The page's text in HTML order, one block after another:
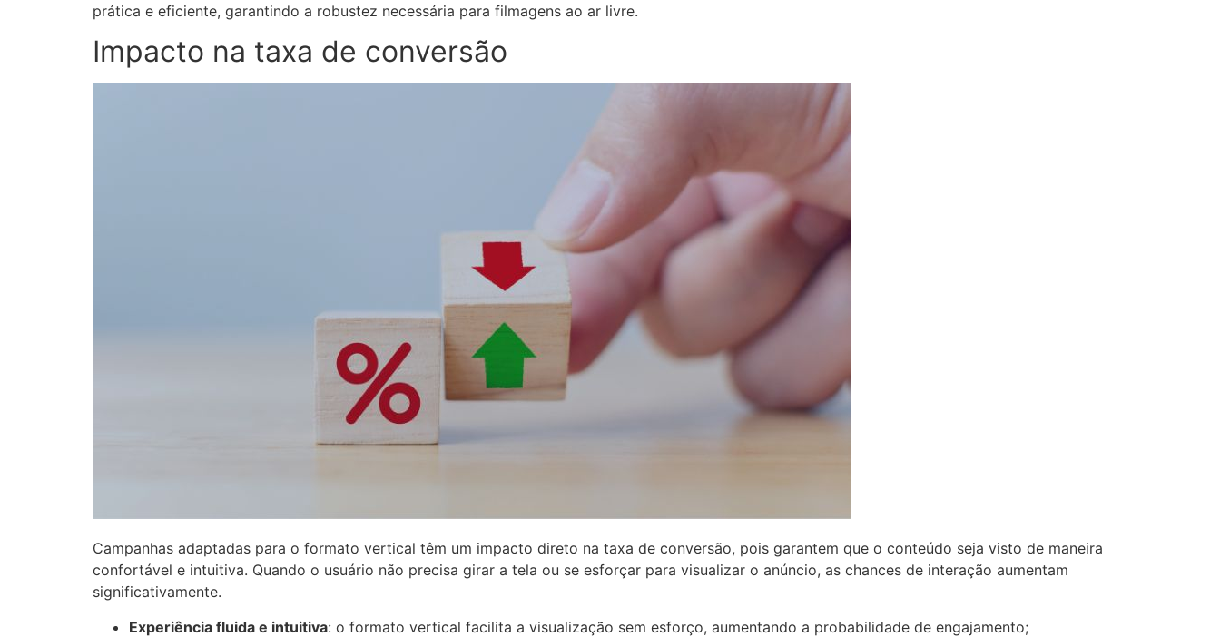
prática e eficiente, garantindo a robustez necessária para filmagens ao ar livre.
Impacto na taxa de conversão
Campanhas adaptadas para o formato vertical têm um impacto direto na taxa de conversão, pois garantem que o conteúdo seja visto de maneira
confortável e intuitiva. Quando o usuário não precisa girar a tela ou se esforçar para visualizar o anúncio, as chances de interação aumentam
significativamente.
Experiência fluida e intuitiva: o formato vertical facilita a visualização sem esforço, aumentando a probabilidade de engajamento;